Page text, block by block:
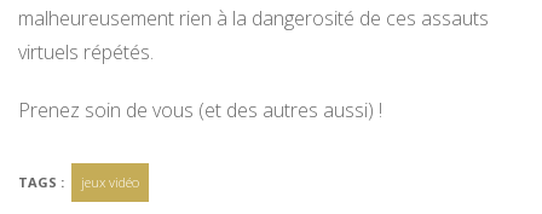
malheureusement rien à la dangerosité de ces assauts
virtuels répétés.
Prenez soin de vous (et des autres aussi) !
TAGS : jeux vidéo